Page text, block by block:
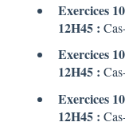
Exercices
12H45 :
Exercices
12H45 :
Exercices
12H45 :